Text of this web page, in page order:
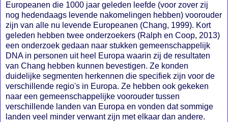
Europeanen die 1000 jaar geleden leefde (voor zover zij
nog hedendaags levende nakomelingen hebben) voorouder
zijn van alle nu levende Europeanen (Chang, 1999). Kort
geleden hebben twee onderzoekers (Ralph en Coop, 2013)
een onderzoek gedaan naar stukken gemeenschappelijk
DNA in personen uit heel Europa waarin zij de resultaten
van Chang hebben kunnen bevestigen. Ze konden
duidelijke segmenten herkennen die specifiek zijn voor de
verschillende regio's in Europa. Ze hebben ook gekeken
naar een gemeenschappelijke voorouder tussen
verschillende landen van Europa en vonden dat sommige
landen veel minder verwant zijn met elkaar dan andere.